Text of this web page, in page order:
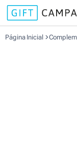
Página Inicial